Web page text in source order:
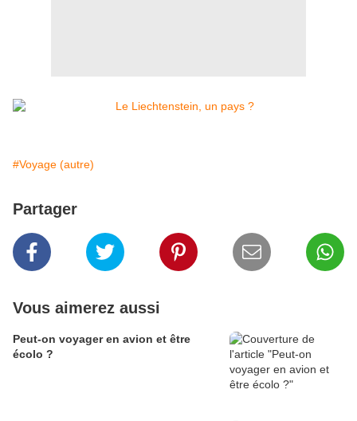
#Voyage (autre)
Partager
Vous aimerez aussi
Peut-on voyager en avion et être
écolo ?